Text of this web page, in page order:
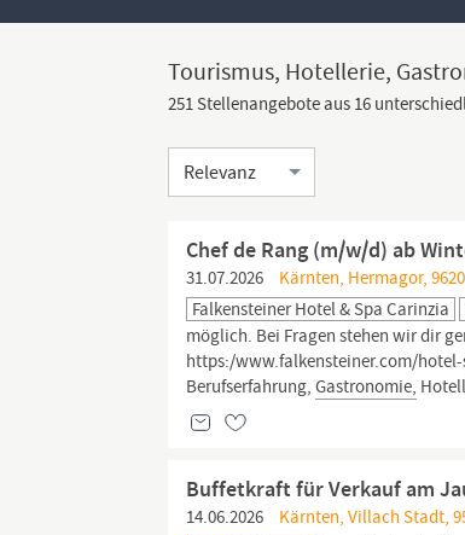
Tourismus, Hotellerie,
251 Stellenangebote aus 16
Sortierung
Chef de Rang (m/w/d) ab
31.07.2026
Kärnten, Hermagor, 9620
Falkensteiner Hotel & Spa Carinzia
möglich. Bei Fragen stehen wir dir
https:/www.falkensteiner.com/hotel-
Berufserfahrung,Gastronomie,
Buffetkraft für Verkauf am
14.06.2026
Kärnten, Villach Stadt,